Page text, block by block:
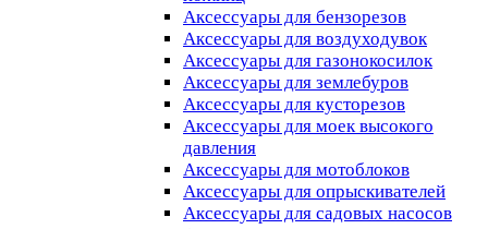
Аксессуары для бензорезов
Аксессуары для воздуходувок
Аксессуары для газонокосилок
Аксессуары для землебуров
Аксессуары для кусторезов
Аксессуары для моек высокого
давления
Аксессуары для мотоблоков
Аксессуары для опрыскивателей
Аксессуары для садовых насосов